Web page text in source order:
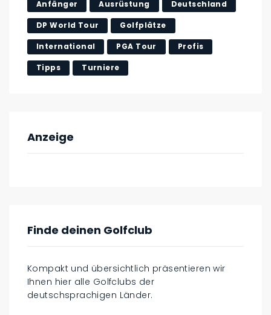
Anfänger Ausrüstung Deutschland
DP World Tour Golfplätze
International PGA Tour Profis
Tipps Turniere
Anzeige
Finde deinen Golfclub
Kompakt und übersichtlich präsentieren wir
Ihnen hier alle Golfclubs der
deutschsprachigen Länder.